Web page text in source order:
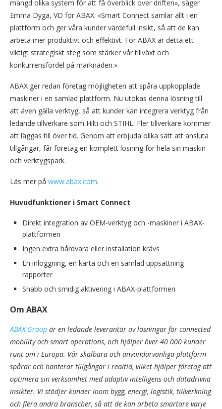
mängd olika system för att få överblick över driften», säger
Emma Dyga, VD för ABAX. «Smart Connect samlar allt i en
plattform och ger våra kunder värdefull insikt, så att de kan
arbeta mer produktivt och effektivt. För ABAX är detta ett
viktigt strategiskt steg som stärker vår tillväxt och
konkurrensfördel på marknaden.»
ABAX ger redan företag möjligheten att spåra uppkopplade
maskiner i en samlad plattform. Nu utökas denna lösning till
att även gälla verktyg, så att kunder kan integrera verktyg från
ledande tillverkare som Hilti och STIHL. Fler tillverkare kommer
att läggas till över tid. Genom att erbjuda olika sätt att ansluta
tillgångar, får företag en komplett lösning för hela sin maskin-
och verktygspark.
Läs mer på www.abax.com.
Huvudfunktioner i Smart Connect
Direkt integration av OEM-verktyg och -maskiner i ABAX-
plattformen
Ingen extra hårdvara eller installation krävs
En inloggning, en karta och en samlad uppsättning
rapporter
Snabb och smidig aktivering i ABAX-plattformen
Om ABAX
ABAX Group är en ledande leverantör av lösningar för connected
mobility och smart operations, och hjälper över 40 000 kunder
runt om i Europa. Vår skalbara och användarvänliga plattform
spårar och hanterar tillgångar i realtid, vilket hjälper företag att
optimera sin verksamhet med adaptiv intelligens och datadrivna
insikter. Vi stödjer kunder inom bygg, energi, logistik, tillverkning
och flera andra branscher, så att de kan arbeta smartare varje